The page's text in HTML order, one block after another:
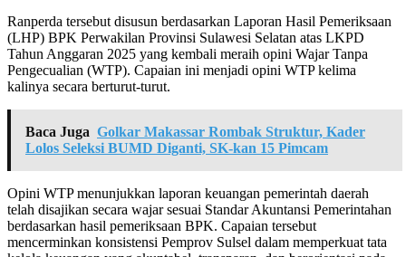
Ranperda tersebut disusun berdasarkan Laporan Hasil Pemeriksaan
(LHP) BPK Perwakilan Provinsi Sulawesi Selatan atas LKPD
Tahun Anggaran 2025 yang kembali meraih opini Wajar Tanpa
Pengecualian (WTP). Capaian ini menjadi opini WTP kelima
kalinya secara berturut-turut.
Baca Juga Golkar Makassar Rombak Struktur, Kader
Lolos Seleksi BUMD Diganti, SK-kan 15 Pimcam
Opini WTP menunjukkan laporan keuangan pemerintah daerah
telah disajikan secara wajar sesuai Standar Akuntansi Pemerintahan
berdasarkan hasil pemeriksaan BPK. Capaian tersebut
mencerminkan konsistensi Pemprov Sulsel dalam memperkuat tata